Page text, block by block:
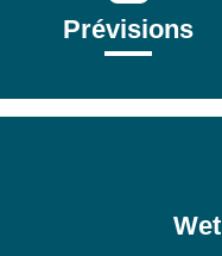
Prévisions